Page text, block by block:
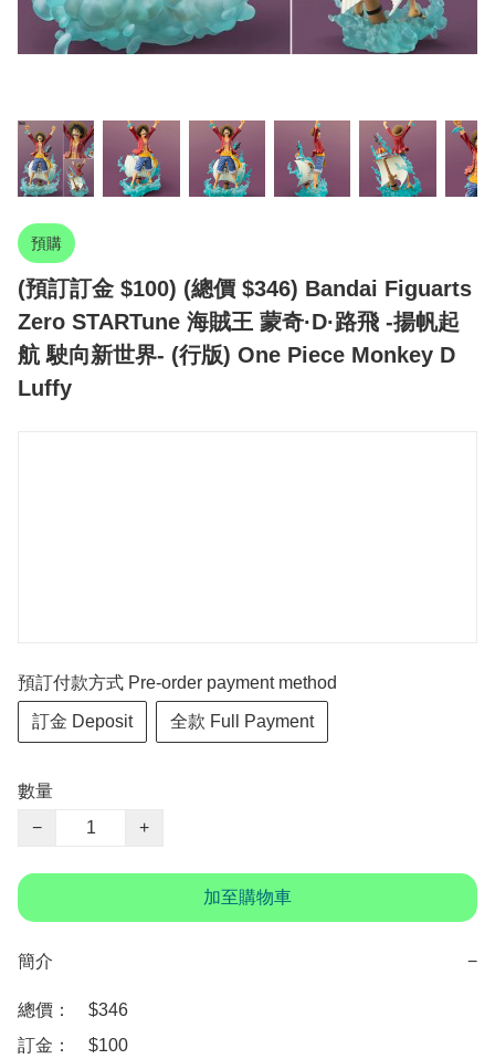
預購
(預訂訂金 $100) (總價 $346) Bandai Figuarts
Zero STARTune 海賊王 蒙奇·D·路飛 -揚帆起
航 駛向新世界- (行版) One Piece Monkey D
Luffy
預訂付款方式 Pre-order payment method
訂金 Deposit 全款 Full Payment
數量
−
+
加至購物車
簡介 −
總價：　$346
訂金：　$100